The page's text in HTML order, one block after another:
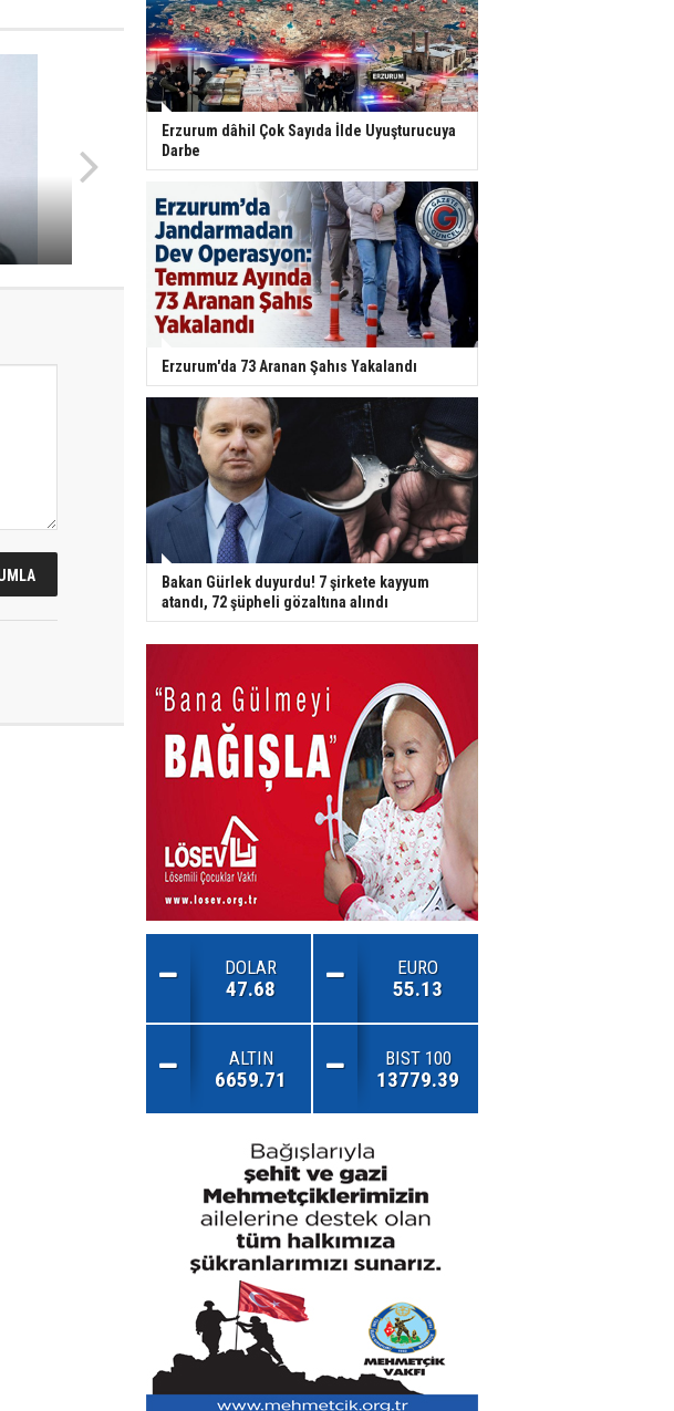
Erzurum dâhil Çok Sayıda İlde Uyuşturucuya
Darbe
Erzurum'da 73 Aranan Şahıs Yakalandı
Bakan Gürlek duyurdu! 7 şirkete kayyum
atandı, 72 şüpheli gözaltına alındı
DOLAR
47.68
EURO
55.13
ALTIN
6659.71
BIST 100
13779.39